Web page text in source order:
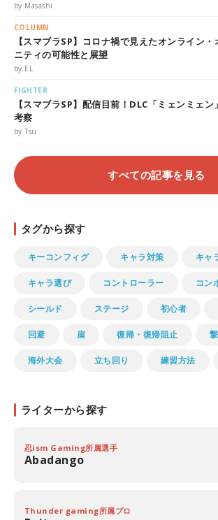
by Masashi
COLUMN
【スマブラSP】コロナ禍で見えたオンライン
ニティの可能性と展望
by EL
FIGHTER
【スマブラSP】配信目前！DLC「ミェンミェ
考察
by Tsu
すべての記事を見る
タグから探す
キーコンフィグ キャラ対策 キャ
キャラ選び コントローラー コン
シールド ステージ 初心者
回避 崖 復帰・復帰阻止
海外大会 立ち回り 練習方法
ライターから探す
忍ism Gaming所属選手
Abadango
Thunder gaming所属プロ